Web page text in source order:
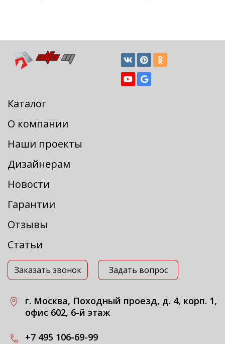
Каталог
О компании
Наши проекты
Дизайнерам
Новости
Гарантии
Отзывы
Статьи
Заказать звонок Задать вопрос
г. Москва, Походный проезд, д. 4, корп. 1,
офис 602, 6-й этаж
+7 495 106-69-99